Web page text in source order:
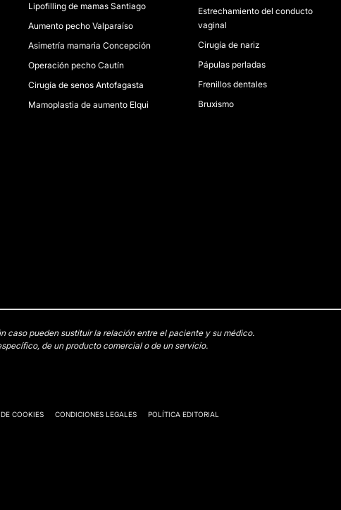
Lipofilling de mamas Santiago
Aumento pecho Valparaíso
Asimetría mamaria Concepción
Operación pecho Cautín
Cirugía de senos Antofagasta
Mamoplastia de aumento Elqui
Estrechamiento del conducto
vaginal
Cirugía de nariz
Pápulas perladas
Frenillos dentales
Bruxismo
caso pueden sustituir la relación entre el paciente y su médico.
de un producto comercial o de un servicio.
COOKIES CONDICIONES LEGALES POLÍTICA EDITORIAL